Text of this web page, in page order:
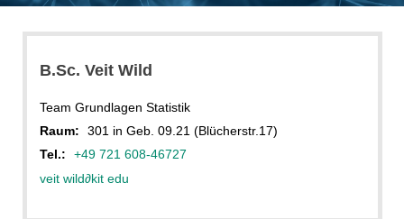
B.Sc. Veit Wild
Team Grundlagen Statistik
Raum:
301 in Geb. 09.21 (Blücherstr.17)
Tel.:
+49 721 608-46727
veit wild∂kit edu